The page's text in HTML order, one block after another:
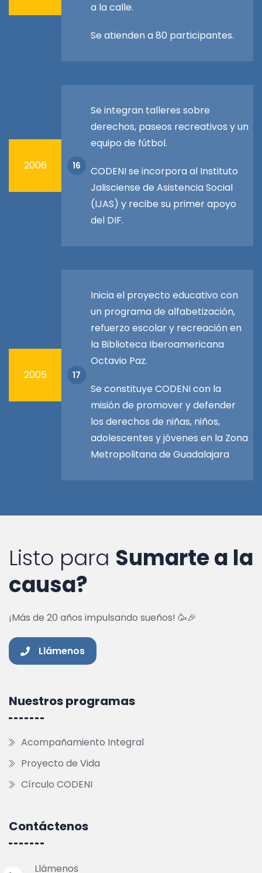
a la calle.
Se atienden a 80 participantes.
2006 16
Se integran talleres sobre
derechos, paseos recreativos y un
equipo de fútbol.
CODENI se incorpora al Instituto
Jalisciense de Asistencia Social
(IJAS) y recibe su primer apoyo
del DIF.
2005 17
Inicia el proyecto educativo con
un programa de alfabetización,
refuerzo escolar y recreación en
la Biblioteca Iberoamericana
Octavio Paz.
Se constituye CODENI con la
misión de promover y defender
los derechos de niñas, niños,
adolescentes y jóvenes en la Zona
Metropolitana de Guadalajara
Listo para Sumarte a la
causa?
¡Más de 20 años impulsando sueños! 🥳🎉
Llámenos
Nuestros programas
Acompañamiento Integral
Proyecto de Vida
Círculo CODENI
Contáctenos
Llámenos